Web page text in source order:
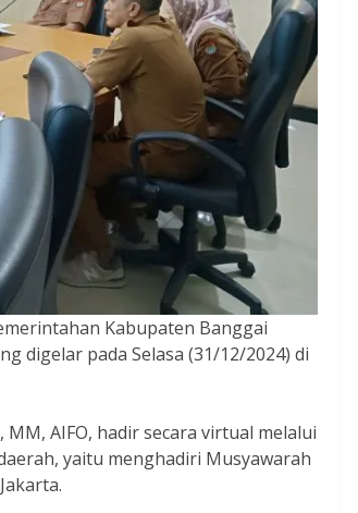
Kabupaten Banggai
digelar pada Selasa (31/12/2024) di
AIFO, hadir secara virtual melalui
yaitu menghadiri Musyawarah